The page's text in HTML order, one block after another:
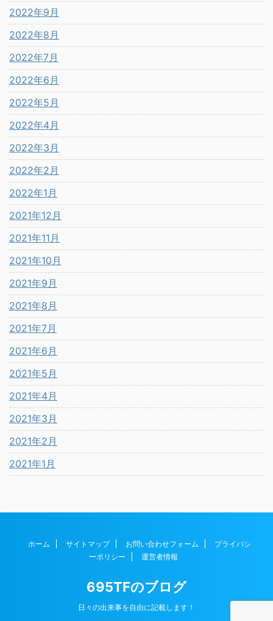
2022年9月
2022年8月
2022年7月
2022年6月
2022年5月
2022年4月
2022年3月
2022年2月
2022年1月
2021年12月
2021年11月
2021年10月
2021年9月
2021年8月
2021年7月
2021年6月
2021年5月
2021年4月
2021年3月
2021年2月
2021年1月
ホーム サイトマップ お問い合わせフォーム
プライバシ
ーポリシー
運営者情報
695TFのブログ
日々の出来事を自由に記載します！